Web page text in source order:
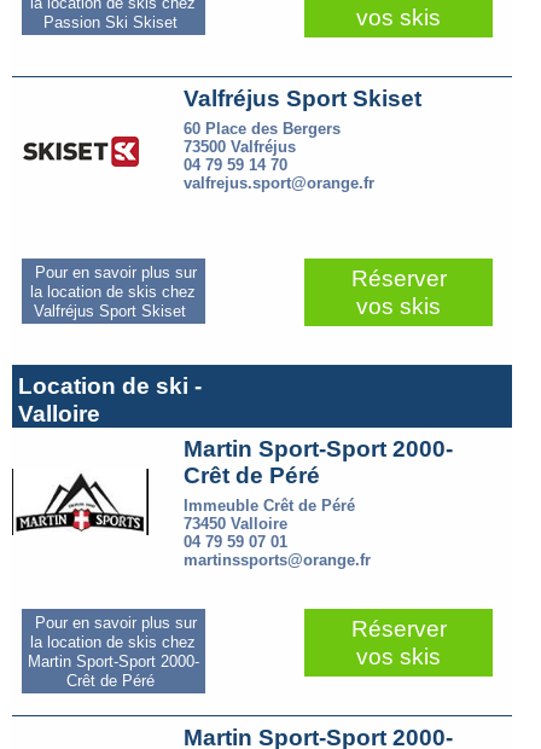
Passion Ski Skiset
vos skis
Valfréjus Sport Skiset
60 Place des Bergers
73500 Valfréjus
04 79 59 14 70
valfrejus.sport@orange.fr
Pour en savoir plus sur
la location de skis chez
Valfréjus Sport Skiset
Réserver
vos skis
Location de ski -
Valloire
Martin Sport-Sport 2000-
Crêt de Péré
Immeuble Crêt de Péré
73450 Valloire
04 79 59 07 01
martinssports@orange.fr
Pour en savoir plus sur
la location de skis chez
Martin Sport-Sport 2000-
Crêt de Péré
Réserver
vos skis
Martin Sport-Sport 2000-